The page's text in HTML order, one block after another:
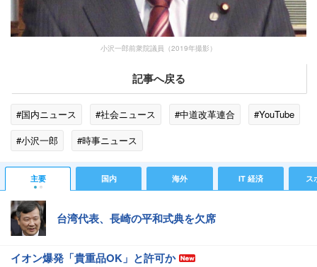
小沢一郎前衆院議員（2019年撮影）
記事へ戻る
#国内ニュース #社会ニュース #中道改革連合
#YouTube
#小沢一郎
#時事ニュース
主要 国内 海外 IT 経済 ス
台湾代表、長崎の平和式典を欠席
イオン爆発「貴重品OK」と許可か